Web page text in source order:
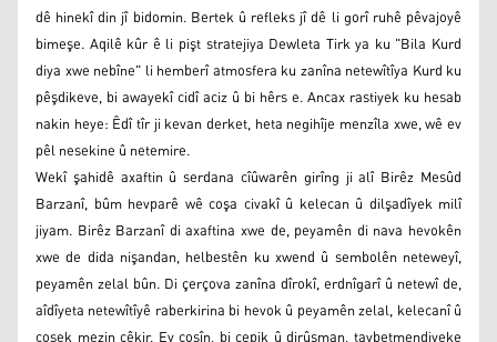
dê hinekî din jî bidomin. Bertek û refleks jî dê li gorî ruhê pêvajoyê
bimeşe. Aqilê kûr ê li pişt stratejiya Dewleta Tirk ya ku "Bila Kurd
diya xwe nebîne" li hemberî atmosfera ku zanîna netewîtîya Kurd ku
pêşdikeve, bi awayekî cidî aciz û bi hêrs e. Ancax rastiyek ku hesab
nakin heye: Êdî tîr ji kevan derket, heta negihîje menzîla xwe, wê ev
pêl nesekine û netemire.
Wekî şahidê axaftin û serdana cîûwarên girîng ji alî Birêz Mesûd
Barzanî, bûm hevparê wê coşa civakî û kelecan û dilşadîyek milî
jiyam. Birêz Barzanî di axaftina xwe de, peyamên di nava hevokên
xwe de dida nişandan, helbestên ku xwend û sembolên neteweyî,
peyamên zelal bûn. Di çerçova zanîna dîrokî, erdnîgarî û netewî de,
aîdîyeta netewîtîyê raberkirina bi hevok û peyamên zelal, kelecanî û